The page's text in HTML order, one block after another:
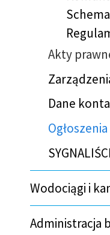
Akty
Dane
Ogłoszenia
SYGNALIŚCI
Wodociągi i
Administracja